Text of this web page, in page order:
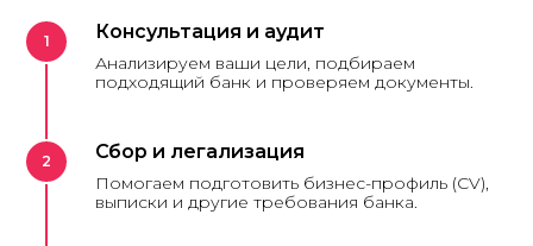
Консультация и аудит
Анализируем ваши цели, подбираем
подходящий банк и проверяем документы.
Сбор и легализация
Помогаем подготовить бизнес-профиль (CV),
выписки и другие требования банка.